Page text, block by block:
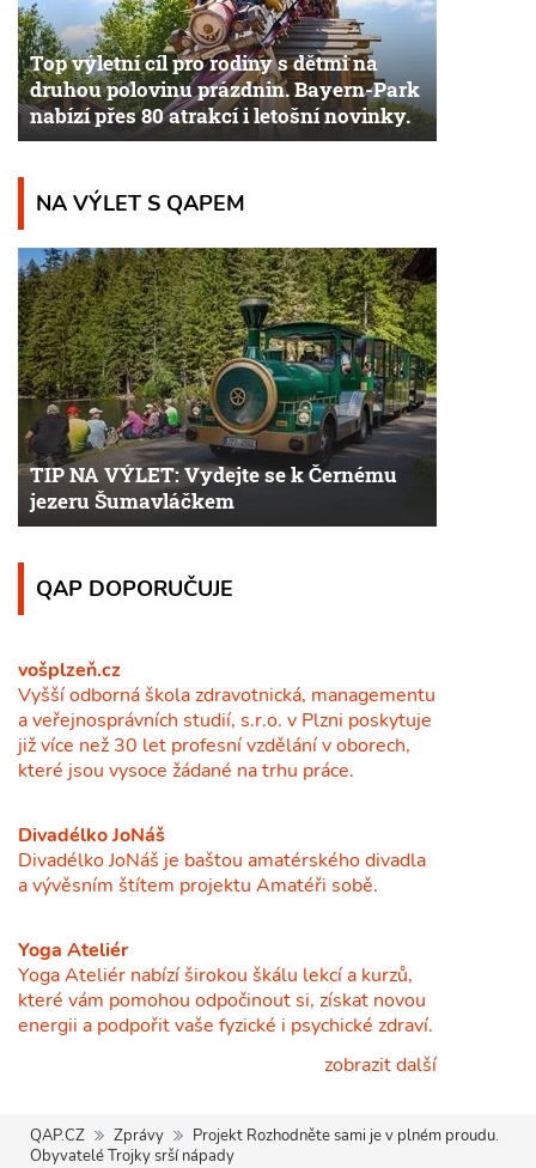
Top výletní cíl pro rodiny s dětmi na
druhou polovinu prázdnin. Bayern-Park
nabízí přes 80 atrakcí i letošní novinky.
NA VÝLET S QAPEM
TIP NA VÝLET: Vydejte se k Černému
jezeru Šumavláčkem
QAP DOPORUČUJE
vošplzeň.cz
Vyšší odborná škola zdravotnická, managementu
a veřejnosprávních studií, s.r.o. v Plzni poskytuje
již více než 30 let profesní vzdělání v oborech,
které jsou vysoce žádané na trhu práce.
Divadélko JoNáš
Divadélko JoNáš je baštou amatérského divadla
a vývěsním štítem projektu Amatéři sobě.
Yoga Ateliér
Yoga Ateliér nabízí širokou škálu lekcí a kurzů,
které vám pomohou odpočinout si, získat novou
energii a podpořit vaše fyzické i psychické zdraví.
zobrazit další
QAP.CZ Zprávy
Projekt Rozhodněte sami je v plném proudu.
Obyvatelé Trojky srší nápady